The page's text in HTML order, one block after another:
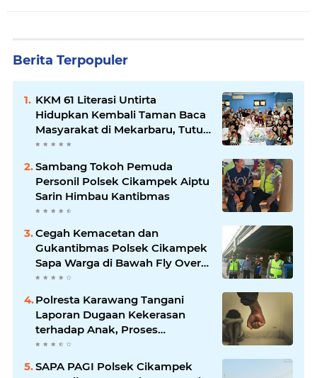
Berita Terpopuler
KKM 61 Literasi Untirta
Hidupkan Kembali Taman Baca
Masyarakat di Mekarbaru, Tutup
Program dengan Festival
Sambang Tokoh Pemuda
Personil Polsek Cikampek Aiptu
Sarin Himbau Kantibmas
Cegah Kemacetan dan
Gukantibmas Polsek Cikampek
Sapa Warga di Bawah Fly Over
Cikampek
Polresta Karawang Tangani
Laporan Dugaan Kekerasan
terhadap Anak, Proses
Penyelidikan Dilakukan Satres
SAPA PAGI Polsek Cikampek